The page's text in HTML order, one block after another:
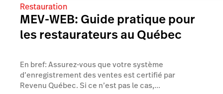
Restauration
MEV-WEB: Guide pratique pour
les restaurateurs au Québec
En bref: Assurez-vous que votre système
d’enregistrement des ventes est certifié par
Revenu Québec. Si ce n’est pas le cas,...